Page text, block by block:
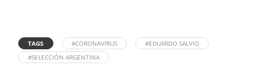
TAGS #CORONAVIRUS
#EDUARDO SALVIO
#SELECCIÓN ARGENTINA